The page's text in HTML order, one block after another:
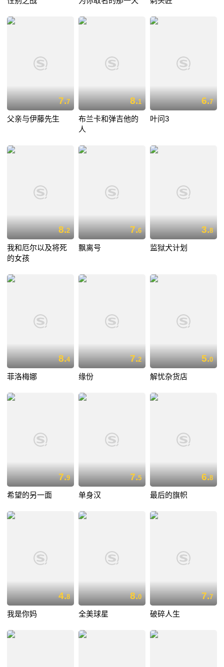
7.7
父亲与伊藤先生
8.1
布兰卡和弹吉他的
人
6.7
叶问3
8.2
我和厄尔以及将死
的女孩
7.6
飘离号
3.8
监狱犬计划
8.4
菲洛梅娜
7.2
缘份
5.0
解忧杂货店
7.9
希望的另一面
7.5
单身汉
6.8
最后的旗帜
4.8
我是你妈
8.0
全美球星
7.7
破碎人生